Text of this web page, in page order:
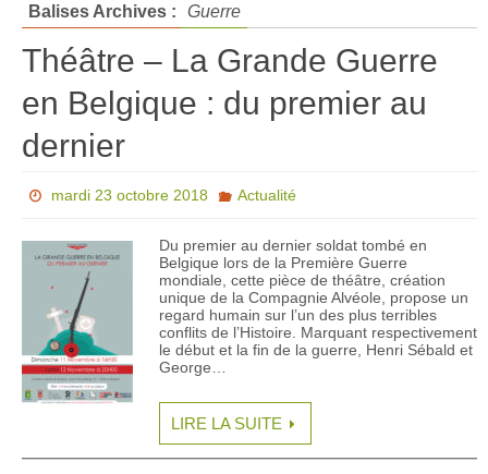
Balises Archives : Guerre
Théâtre – La Grande Guerre
en Belgique : du premier au
dernier
mardi 23 octobre 2018 Actualité
Du premier au dernier soldat tombé en
Belgique lors de la Première Guerre
mondiale, cette pièce de théâtre, création
unique de la Compagnie Alvéole, propose un
regard humain sur l’un des plus terribles
conflits de l’Histoire. Marquant respectivement
le début et la fin de la guerre, Henri Sébald et
George…
LIRE LA SUITE